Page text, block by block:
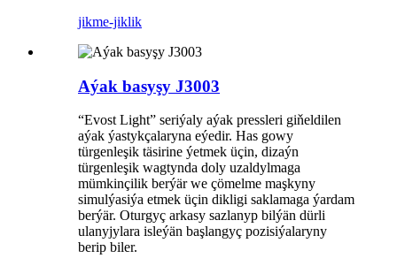
jikme-jiklik
Aýak basyşy J3003
“Evost Light” seriýaly aýak pressleri giňeldilen
aýak ýastykçalaryna eýedir. Has gowy
türgenleşik täsirine ýetmek üçin, dizaýn
türgenleşik wagtynda doly uzaldylmaga
mümkinçilik berýär we çömelme maşkyny
simulýasiýa etmek üçin dikligi saklamaga ýardam
berýär. Oturgyç arkasy sazlanyp bilýän dürli
ulanyjylara isleýän başlangyç pozisiýalaryny
berip biler.